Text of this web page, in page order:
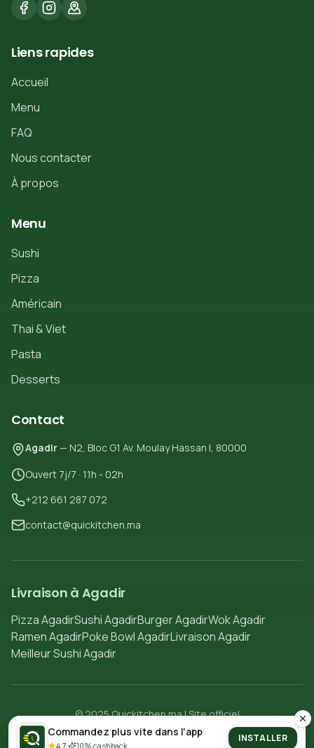
Liens rapides
Accueil
Menu
FAQ
Nous contacter
À propos
Menu
Sushi
Pizza
Américain
Thai & Viet
Pasta
Desserts
Contact
Agadir— N2, Bloc G1 Av. Moulay Hassan I, 80000
Ouvert 7j/7 · 11h - 02h
+212 661 287 072
contact@quickitchen.ma
Livraison à Agadir
Pizza AgadirSushi AgadirBurger AgadirWok Agadir
Ramen AgadirPoke Bowl AgadirLivraison Agadir
Meilleur Sushi Agadir
© 2025 Quickitchen.ma | Site officiel
Politique de confidentialitéConditions d'utilisation
Commandez plus vite dans l'app
4.7· 10% cashback
INSTALLER